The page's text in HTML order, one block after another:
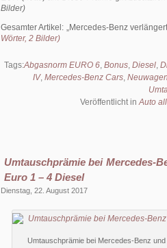
Bilder)
Gesamter Artikel: Mercedes-Benz
Wörter, 2 Bilder)
Tags:Abgasnorm EURO 6, Bonus, Diesel,
IV, Mercedes-Benz Cars, Neuwagen
Veröffentlicht inAuto
Umtauschprämie bei Mercedes-
Euro 1 – 4 Diesel
Dienstag, 22. August 2017
Umtauschprämie bei Mercedes-Benz